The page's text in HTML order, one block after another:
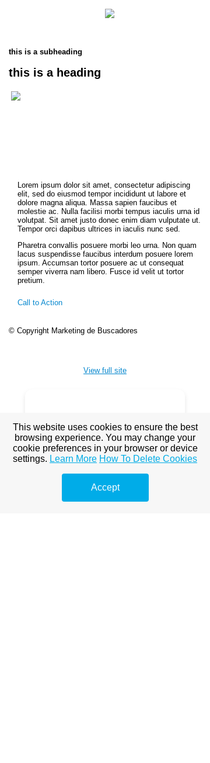
this is a subheading
this is a heading
Lorem ipsum dolor sit amet, consectetur adipiscing
elit, sed do eiusmod tempor incididunt ut labore et
dolore magna aliqua. Massa sapien faucibus et
molestie ac. Nulla facilisi morbi tempus iaculis urna id
volutpat. Sit amet justo donec enim diam vulputate ut.
Tempor orci dapibus ultrices in iaculis nunc sed.
Pharetra convallis posuere morbi leo urna. Non quam
lacus suspendisse faucibus interdum posuere lorem
ipsum. Accumsan tortor posuere ac ut consequat
semper viverra nam libero. Fusce id velit ut tortor
pretium.
Call to Action
© Copyright Marketing de Buscadores
View full site
Premium Link-
Building
Services
Explore premium link-building
options to boost your online
visibility.
This website uses cookies to ensure the best
browsing experience. You may change your
cookie preferences in your browser or device
settings. Learn More How To Delete Cookies
Accept